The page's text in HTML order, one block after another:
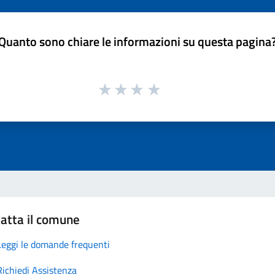
sono chiare le informazioni su questa
il comune
le domande frequenti
Assistenza